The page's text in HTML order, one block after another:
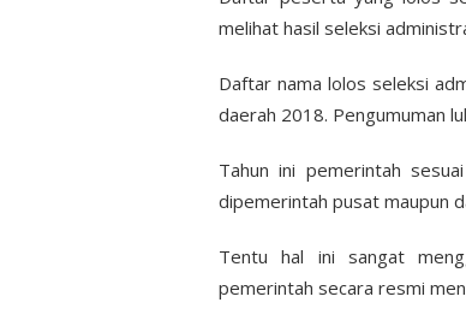
melihat hasil seleksi
Daftar nama lolos seleksi
daerah 2018. Pengumuman
Tahun ini pemerintah
dipemerintah pusat maupun
Tentu hal ini sangat
pemerintah secara resmi